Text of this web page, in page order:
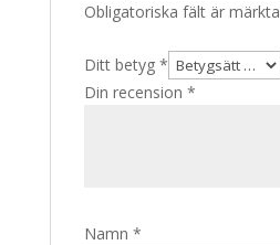
Obligatoriska fält är märkta
Ditt betyg *
Din recension *
Namn *